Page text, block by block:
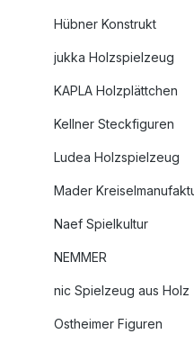
Hübner Konstrukt
jukka Holzspielzeug
KAPLA Holzplättchen
Kellner Steckfiguren
Ludea Holzspielzeug
Mader
Naef Spielkultur
NEMMER
nic Spielzeug aus Holz
Ostheimer Figuren